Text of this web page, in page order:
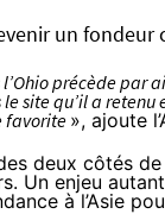
un
l’Ohio précède
site qu’il a
favorite », ajoute
deux côtés
Un enjeu
à l’Asie